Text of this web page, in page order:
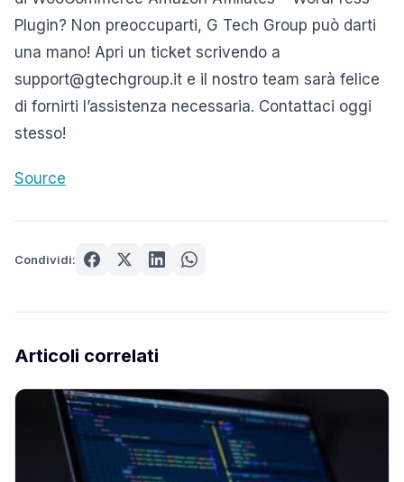
Plugin? Non preoccuparti, G Tech Group può darti
una mano! Apri un ticket scrivendo a
support@gtechgroup.it e il nostro team sarà felice
di fornirti l’assistenza necessaria. Contattaci oggi
stesso!
Source
Condividi:
Articoli correlati